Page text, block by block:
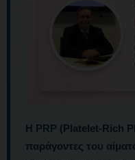
Η PRP (Platelet-Rich
παράγοντες του